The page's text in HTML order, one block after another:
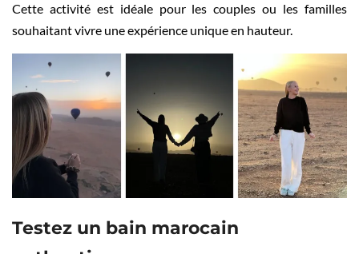
Cette activité est idéale pour les couples ou les familles
souhaitant vivre une expérience unique en hauteur.
Testez un bain marocain